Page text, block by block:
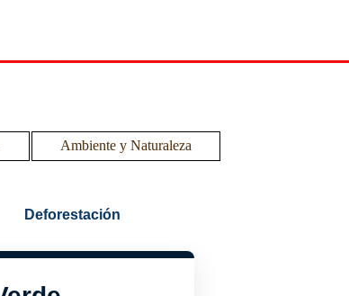
▼
Ambiente y Naturaleza
Deforestación